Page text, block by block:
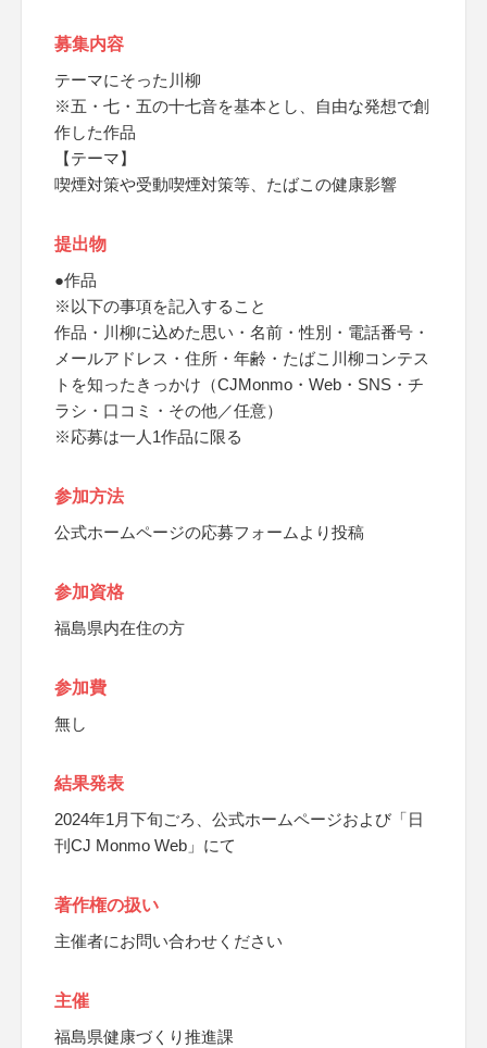
募集内容
テーマにそった川柳
※五・七・五の十七音を基本とし、自由な発想で創
作した作品
【テーマ】
喫煙対策や受動喫煙対策等、たばこの健康影響
提出物
●作品
※以下の事項を記入すること
作品・川柳に込めた思い・名前・性別・電話番号・
メールアドレス・住所・年齢・たばこ川柳コンテス
トを知ったきっかけ（CJMonmo・Web・SNS・チ
ラシ・口コミ・その他／任意）
※応募は一人1作品に限る
参加方法
公式ホームページの応募フォームより投稿
参加資格
福島県内在住の方
参加費
無し
結果発表
2024年1月下旬ごろ、公式ホームページおよび「日
刊CJ Monmo Web」にて
著作権の扱い
主催者にお問い合わせください
主催
福島県健康づくり推進課